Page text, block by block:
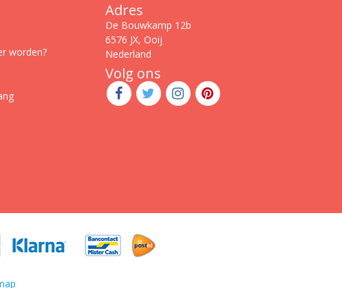
worden?
Adres
De Bouwkamp 12b
6576 JX, Ooij
Nederland
Volg ons